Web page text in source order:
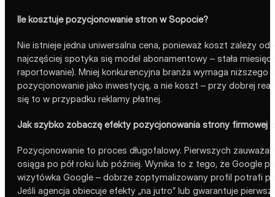
Ile kosztuje pozycjonowanie stron w Sopocie?
Nie istnieje jedna uniwersalna cena, ponieważ koszt zależy
najczęściej spotyka się model abonamentowy – stała
raportowanie). Mniej konkurencyjna branża wymaga
pozycjonowanie jako inwestycję, a nie koszt – przy dobrej
się to w przypadku reklamy płatnej.
Jak szybko zobaczę efekty pozycjonowania strony firmowej
Pozycjonowanie to proces długofalowy. Pierwszych
osiąga po pół roku lub później. Wynika to z tego, że Google
wizytówka Google – dobrze zoptymalizowany profil potrafi
Jeśli agencja obiecuje efekty „na jutro” lub gwarantuje